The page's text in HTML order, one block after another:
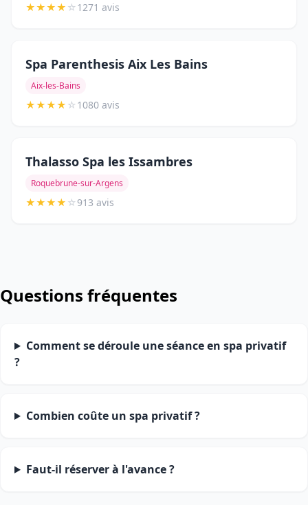
★★★★ ☆1271 avis
Spa Parenthesis Aix Les Bains
Aix-les-Bains
★★★★ ☆1080 avis
Thalasso Spa les Issambres
Roquebrune-sur-Argens
★★★★ ☆913 avis
Questions fréquentes
Comment se déroule une séance en spa privatif
?
Combien coûte un spa privatif ?
Faut-il réserver à l'avance ?